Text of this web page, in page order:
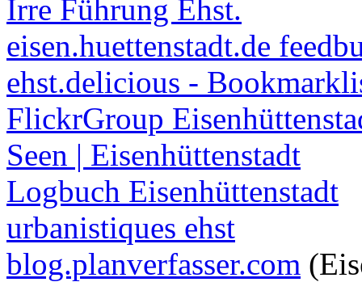
Irre Führung Ehst.
eisen.huettenstadt.de
ehst.delicious -
FlickrGroup
Seen | Eisenhüttenstadt
Logbuch Eisenhüttenstadt
urbanistiques ehst
blog.planverfasser.com